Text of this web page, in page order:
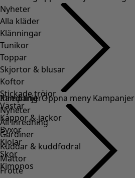
Nyheter
Alla kläder
Klänningar
Tunikor
Toppar
Skjortor & blusar
Koftor
Stickade tröjor
Västar
Kappor & jackor
Byxor
Kjolar
Skor
Kimonos
Inredning
Nyheter
All inredning
Gardiner
Kuddar & kuddfodral
Mattor
Frotté
KampanjerÖppna meny Kampanjer